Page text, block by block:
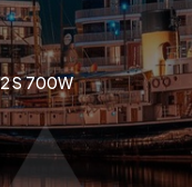
S 700W